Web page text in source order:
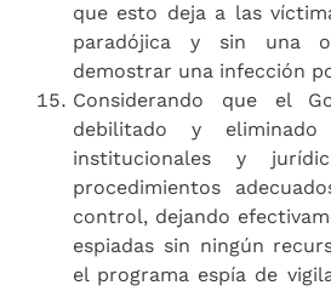
que esto deja a las
paradójica y sin una
demostrar una infección
Considerando que el
debilitado y eliminado
institucionales y
procedimientos
control, dejando
espiadas sin ningún
el programa espía de